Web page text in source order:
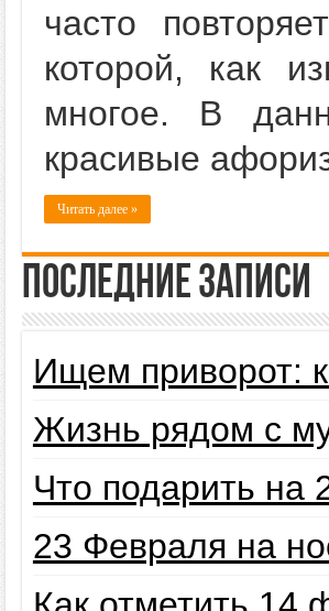
часто
которой, как
многое. В
красивые
Читать далее »
Последние записи
Ищем приворот:
Жизнь рядом с
Что подарить
23 Февраля на